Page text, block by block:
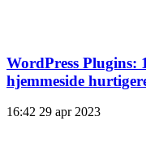
WordPress Plugins:
hjemmeside
16:42 29 apr 2023